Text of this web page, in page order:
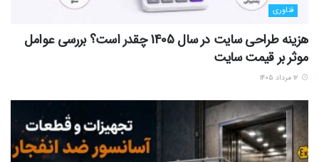
فناوری
هزینه طراحی سایت در سال 1405 چقدر است؟ بررسی عوامل
موثر بر قیمت سایت